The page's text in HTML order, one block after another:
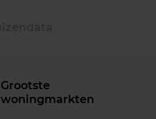
Grootste
woningmarkten